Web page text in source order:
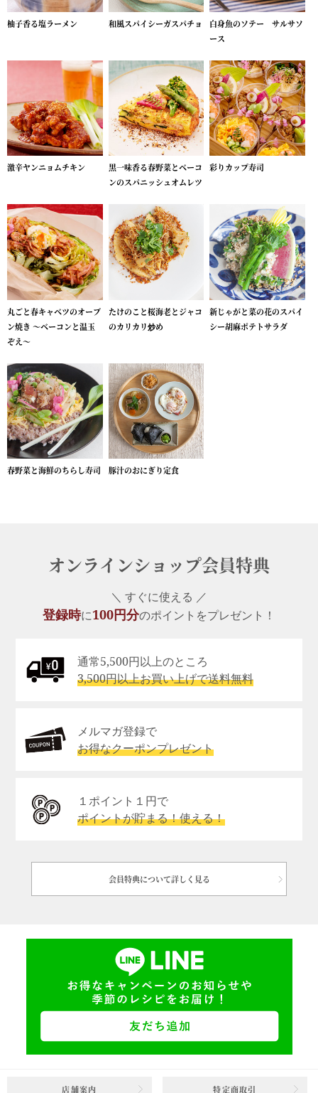
柚子香る塩ラーメン 和風スパイシーガスパチョ
白身魚のソテー サルサソ
ース
激辛ヤンニョムチキン
黒一味香る春野菜とベーコ
ンのスパニッシュオムレツ
彩りカップ寿司
丸ごと春キャベツのオーブ
ン焼き ～ベーコンと温玉
ぞえ～
たけのこと桜海老とジャコ
のカリカリ炒め
新じゃがと菜の花のスパイ
シー胡麻ポテトサラダ
春野菜と海鮮のちらし寿司 豚汁のおにぎり定食
オンラインショップ会員特典
＼ すぐに使える ／
登録時に100円分のポイントをプレゼント！
通常5,500円以上のところ
3,500円以上お買い上げで送料無料
メルマガ登録で
お得なクーポンプレゼント
１ポイント１円で
ポイントが貯まる！使える！
会員特典について詳しく見る
店舗案内 特定商取引